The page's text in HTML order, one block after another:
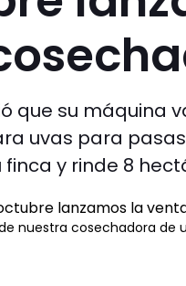
que su máquina
uvas para
finca y rinde 8
nuestra cosechadora de